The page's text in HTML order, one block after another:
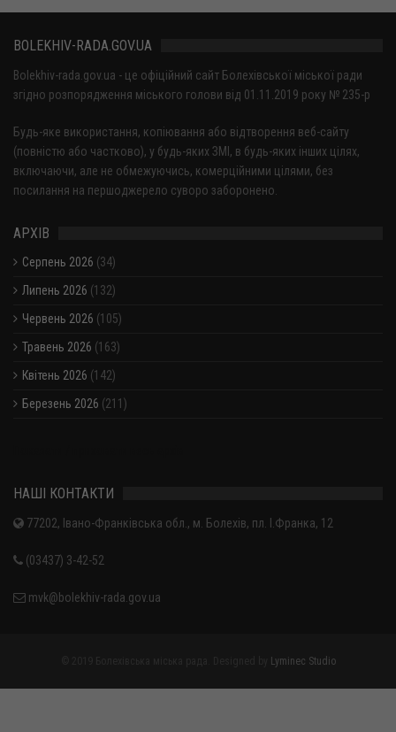
BOLEKHIV-RADA.GOV.UA
Bolekhiv-rada.gov.ua - це офіційний сайт Болехівської міської ради
згідно розпорядження міського голови від 01.11.2019 року № 235-р
Будь-яке використання, копіювання або відтворення веб-сайту
(повністю або частково), у будь-яких ЗМІ, в будь-яких інших цілях,
включаючи, але не обмежуючись, комерційними цілями, без
посилання на першоджерело суворо заборонено.
АРХІВ
Серпень 2026 (34)
Липень 2026 (132)
Червень 2026 (105)
Травень 2026 (163)
Квітень 2026 (142)
Березень 2026 (211)
НАШІ КОНТАКТИ
77202, Івано-Франківська обл., м. Болехів, пл. І.Франка, 12
(03437) 3-42-52
mvk@bolekhiv-rada.gov.ua
Lyminec Studio